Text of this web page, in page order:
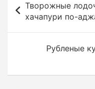
в
а
Творожные
хачапури по-
Рубленые